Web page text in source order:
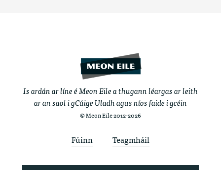
Is ardán ar líne é Meon Eile a thugann léargas ar leith
ar an saol i gCúige Uladh agus níos faide i gcéin
© Meon Eile 2012-2026
Fúinn Teagmháil